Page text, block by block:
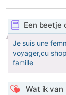
Een beetje
Je suis une
voyager,du
famille
Wat ik van